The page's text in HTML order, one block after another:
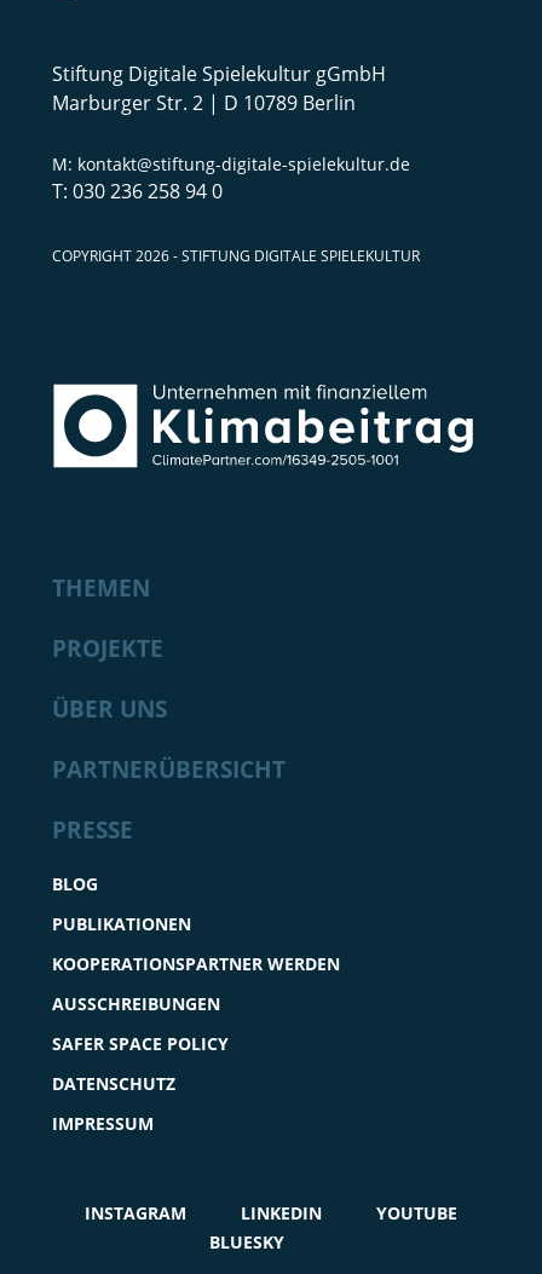
Stiftung Digitale Spielekultur gGmbH
Marburger Str. 2 | D 10789 Berlin
kontakt@stiftung-digitale-spielekultur.de
030 236 258 94 0
COPYRIGHT 2026 - STIFTUNG DIGITALE SPIELEKULTUR
THEMEN
PROJEKTE
ÜBER UNS
PARTNERÜBERSICHT
PRESSE
BLOG
PUBLIKATIONEN
KOOPERATIONSPARTNER WERDEN
AUSSCHREIBUNGEN
SAFER SPACE POLICY
DATENSCHUTZ
IMPRESSUM
INSTAGRAM LINKEDIN
YOUTUBE
BLUESKY